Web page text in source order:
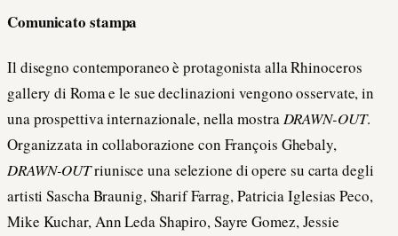
Comunicato stampa
Il disegno contemporaneo è protagonista alla Rhinoceros
gallery di Roma e le sue declinazioni vengono osservate, in
una prospettiva internazionale, nella mostraDRAWN-OUT.
Organizzata in collaborazione con François Ghebaly,
DRAWN-OUTriunisce una selezione di opere su carta degli
artisti Sascha Braunig, Sharif Farrag, Patricia Iglesias Peco,
Mike Kuchar, Ann Leda Shapiro, Sayre Gomez, Jessie